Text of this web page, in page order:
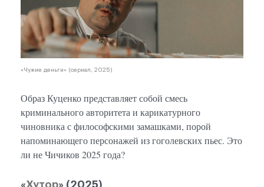
«Чужие деньги» (сериал, 2025)
Образ Куценко представляет собой смесь
криминального авторитета и карикатурного
чиновника с философскими замашками, порой
напоминающего персонажей из гоголевских пьес. Это
ли не Чичиков 2025 года?
«Хутор» (2025)